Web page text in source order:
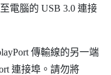
電腦的 USB 3.0 連接
傳輸線的另一端
連接埠。請勿將